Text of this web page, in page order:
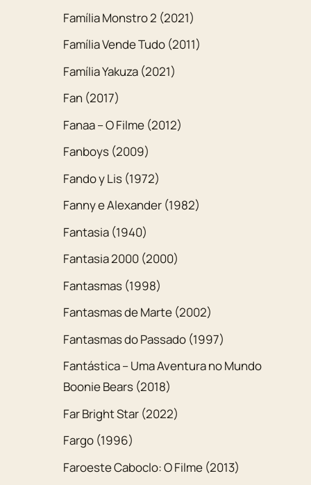
Família Monstro 2 (2021)
Família Vende Tudo (2011)
Família Yakuza (2021)
Fan (2017)
Fanaa – O Filme (2012)
Fanboys (2009)
Fando y Lis (1972)
Fanny e Alexander (1982)
Fantasia (1940)
Fantasia 2000 (2000)
Fantasmas (1998)
Fantasmas de Marte (2002)
Fantasmas do Passado (1997)
Fantástica – Uma Aventura no Mundo
Boonie Bears (2018)
Far Bright Star (2022)
Fargo (1996)
Faroeste Caboclo: O Filme (2013)